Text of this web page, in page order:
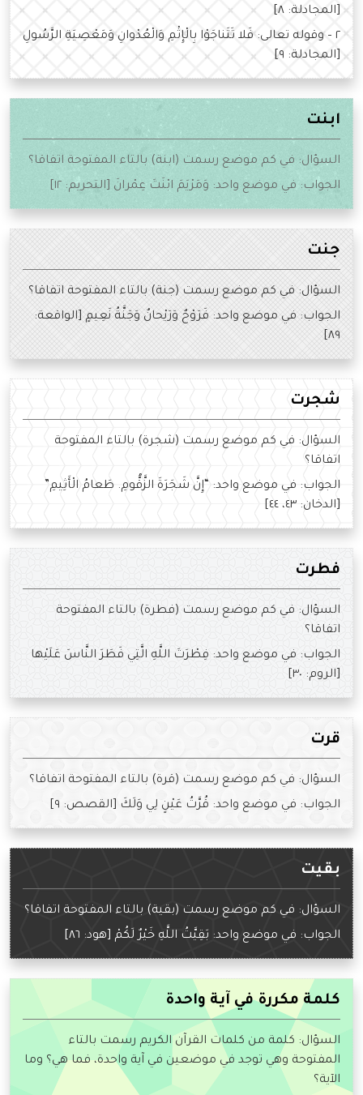
[المجادلة: ٨]
٢ – وقوله تعالى: فَلا تَتَناجَوْا بِالْإِثْمِ وَالْعُدْوانِ وَمَعْصِيَةِ الرَّسُولِ
[المجادلة: ٩]
ابنت
السؤال: في كم موضع رسمت (ابنة) بالتاء المفتوحة اتفاقا؟
الجواب: في موضع واحد: وَمَرْيَمَ ابْنَتَ عِمْرانَ [التحريم: ١٢]
جنت
السؤال: في كم موضع رسمت (جنة) بالتاء المفتوحة اتفاقا؟
الجواب: في موضع واحد: فَرَوْحٌ وَرَيْحانٌ وَجَنَّةُ نَعِيمٍ [الواقعة:
٨٩]
شجرت
السؤال: في كم موضع رسمت (شجرة) بالتاء المفتوحة
اتفاقا؟
الجواب: في موضع واحد: “إِنَّ شَجَرَةَ الزَّقُّومِ. طَعامُ الْأَثِيمِ”
[الدخان: ٤٣، ٤٤]
فطرت
السؤال: في كم موضع رسمت (فطرة) بالتاء المفتوحة
اتفاقا؟
الجواب: في موضع واحد: فِطْرَتَ اللَّهِ الَّتِي فَطَرَ النَّاسَ عَلَيْها
[الروم: ٣٠]
قرت
السؤال: في كم موضع رسمت (قرة) بالتاء المفتوحة اتفاقا؟
الجواب: في موضع واحد: قُرَّتُ عَيْنٍ لِي وَلَكَ [القصص: ٩]
بقيت
السؤال: في كم موضع رسمت (بقية) بالتاء المفتوحة اتفاقا؟
الجواب: في موضع واحد: بَقِيَّتُ اللَّهِ خَيْرٌ لَكُمْ [هود: ٨٦]
كلمة مكررة في آية واحدة
السؤال: كلمة من كلمات القرآن الكريم رسمت بالتاء
المفتوحة وهي توجد في موضعين في آية واحدة، فما هي؟ وما
الآية؟